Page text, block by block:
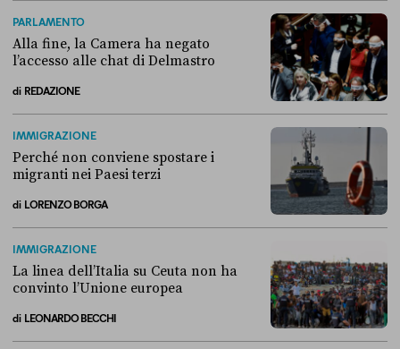
PARLAMENTO
Alla fine, la Camera ha negato
l’accesso alle chat di Delmastro
di REDAZIONE
IMMIGRAZIONE
Perché non conviene spostare i
migranti nei Paesi terzi
di LORENZO BORGA
IMMIGRAZIONE
La linea dell’Italia su Ceuta non ha
convinto l’Unione europea
di LEONARDO BECCHI